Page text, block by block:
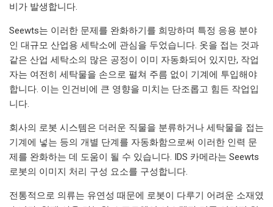
비가 발생합니다.
Seewts는 이러한 문제를 완화하기를 희망하며 특정 응용 분야
인 대규모 산업용 세탁소에 관심을 두었습니다. 옷을 접는 것과
같은 산업 세탁소의 많은 공정이 이미 자동화되어 있지만, 작업
자는 여전히 세탁물을 손으로 펼쳐 주름 없이 기계에 투입해야
합니다. 이는 인건비에 큰 영향을 미치는 단조롭고 힘든 작업입
니다.
회사의 로봇 시스템은 더러운 직물을 분류하거나 세탁물을 접는
기계에 넣는 등의 개별 단계를 자동화함으로써 이러한 인력 문
제를 완화하는 데 도움이 될 수 있습니다. IDS 카메라는 Seewts
로봇의 이미지 처리 구성 요소를 구성합니다.
전통적으로 의류는 유연성 때문에 로봇이 다루기 어려운 소재였